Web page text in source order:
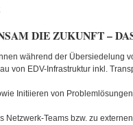
DIE ZUKUNFT –
während der Übersiedelung
von EDV-Infrastruktur inkl.
Initiieren von
Netzwerk-Teams bzw. zu